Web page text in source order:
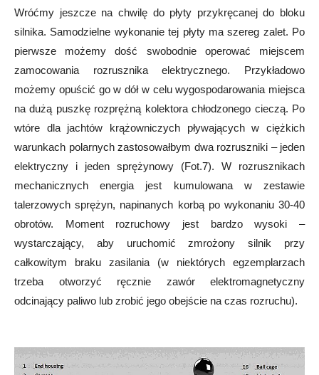
Wróćmy jeszcze na chwilę do płyty przykręcanej do bloku
silnika. Samodzielne wykonanie tej płyty ma szereg zalet. Po
pierwsze możemy dość swobodnie operować miejscem
zamocowania rozrusznika elektrycznego. Przykładowo
możemy opuścić go w dół w celu wygospodarowania miejsca
na dużą puszkę rozprężną kolektora chłodzonego cieczą. Po
wtóre dla jachtów krążowniczych pływających w ciężkich
warunkach polarnych zastosowałbym dwa rozruszniki – jeden
elektryczny i jeden sprężynowy (Fot.7). W rozrusznikach
mechanicznych energia jest kumulowana w zestawie
talerzowych sprężyn, napinanych korbą po wykonaniu 30-40
obrotów. Moment rozruchowy jest bardzo wysoki –
wystarczający, aby uruchomić zmrożony silnik przy
całkowitym braku zasilania (w niektórych egzemplarzach
trzeba otworzyć ręcznie zawór elektromagnetyczny
odcinający paliwo lub zrobić jego obejście na czas rozruchu).